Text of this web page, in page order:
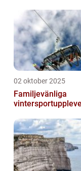
02 oktober 2025
Familjevänliga